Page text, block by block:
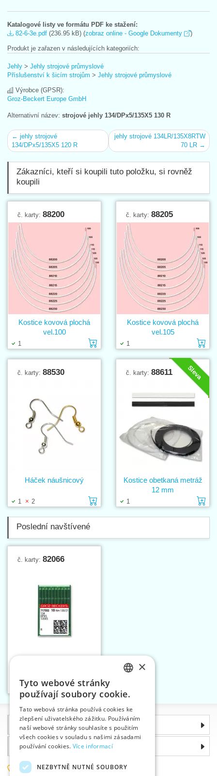
Katalogové listy ve formátu PDF ke stažení:
82-6-3e.pdf (236.95 kB) (zobraz online - Google Dokumenty )
Produkt je zařazen v následujících kategoriích:
Jehly > Jehly strojové průmyslové
Příslušenství k šicím strojům > Jehly strojové průmyslové
Výrobce (GPSR):
Groz-Beckert Europe GmbH
Alternativní název: strojové jehly 134/DPx5/135X5 130 R
← jehly strojové
134/DPx5/135X5 120 R
jehly strojové 134LR/135X8RTW
70 LR →
Zákazníci, kteří si koupili tuto položku, si rovněž
koupili
č. karty: 88200
1 Vložit do košíku
Kostice kovová plochá
vel.100
č. karty: 88205
1
Kostice kovová plochá
vel.105
č. karty: 88530
1 2 Vložit do košíku
Háček náušnicový
Sleva
č. karty: 88611
1
Kostice obetkaná metráž
12 mm
Poslední navštívené
č. karty: 82066
Vložit do košíku
Informace
Proč si zvolit právě nás
585 051 217
ENGLISH
GERMAN
×
Tyto webové stránky
používají soubory cookie.
Tato webová stránka používá cookies ke
zlepšení uživatelského zážitku. Používáním
naší webové stránky souhlasíte s použitím
všech cookies v souladu s našimi zásadami
používání cookies. Více informací
NEZBYTNĚ NUTNÉ SOUBORY